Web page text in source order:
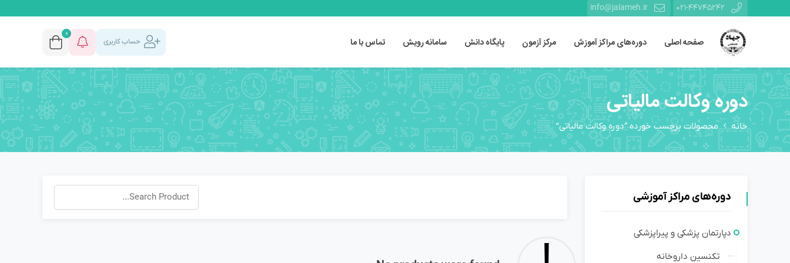
021-44745242
info@jalameh.ir
صفحه اصلی دوره‌های مراکز آموزش مرکز آزمون پایگاه دانش سامانه رویش تماس با ما حساب کاربری
0
دوره وکالت مالیاتی
خانه محصولات برچسب خورده “دوره وکالت مالیاتی”
دوره‌های مراکز آموزشی
دپارتمان پزشکی و پیراپزشکی
تکنسین داروخانه